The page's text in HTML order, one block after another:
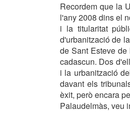
Recordem que la
l'any 2008 dins el
i la titularitat
d'urbanització de
de Sant Esteve
cadascun. Dos
i la urbanització
davant els
èxit, però encara
Palaudelmàs, veu